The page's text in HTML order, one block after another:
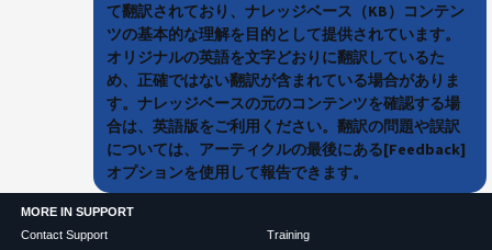
て翻訳されており、ナレッジベース（KB）コンテン
ツの基本的な理解を目的として提供されています。
オリジナルの英語を文字どおりに翻訳しているた
め、正確ではない翻訳が含まれている場合がありま
す。ナレッジベースの元のコンテンツを確認する場
合は、英語版をご利用ください。翻訳の問題や誤訳
については、アーティクルの最後にある[Feedback]
オプションを使用して報告できます。
MORE IN SUPPORT
Contact Support
Training